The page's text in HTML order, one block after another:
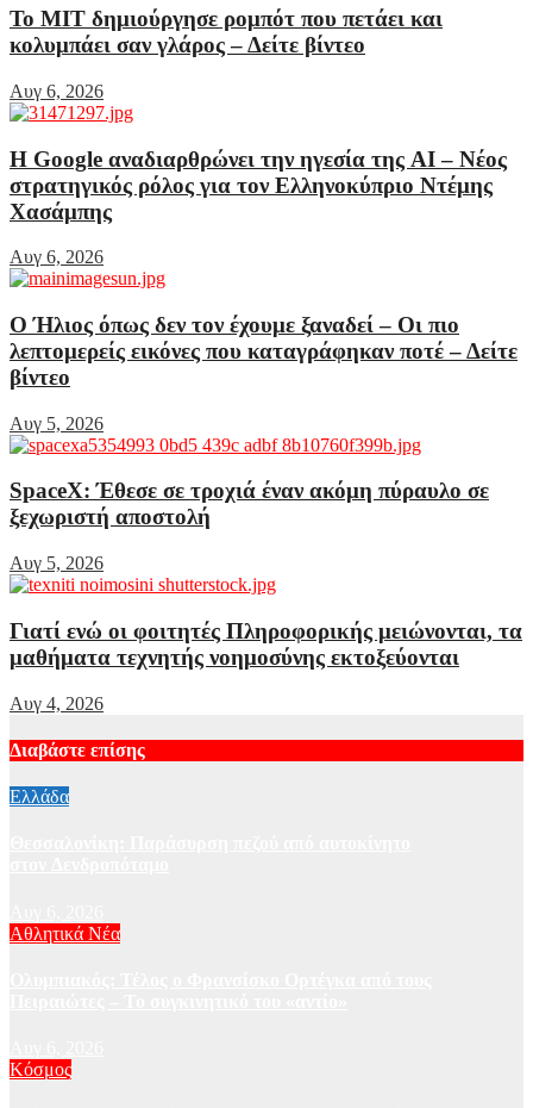
Το MIT δημιούργησε ρομπότ που πετάει και
κολυμπάει σαν γλάρος – Δείτε βίντεο
Αυγ 6, 2026
Η Google αναδιαρθρώνει την ηγεσία της AI – Νέος
στρατηγικός ρόλος για τον Ελληνοκύπριο Ντέμης
Χασάμπης
Αυγ 6, 2026
Ο Ήλιος όπως δεν τον έχουμε ξαναδεί – Οι πιο
λεπτομερείς εικόνες που καταγράφηκαν ποτέ – Δείτε
βίντεο
Αυγ 5, 2026
SpaceX: Έθεσε σε τροχιά έναν ακόμη πύραυλο σε
ξεχωριστή αποστολή
Αυγ 5, 2026
Γιατί ενώ οι φοιτητές Πληροφορικής μειώνονται, τα
μαθήματα τεχνητής νοημοσύνης εκτοξεύονται
Αυγ 4, 2026
Διαβάστε επίσης
Ελλάδα
Αθλητικά Νέα
Κόσμος